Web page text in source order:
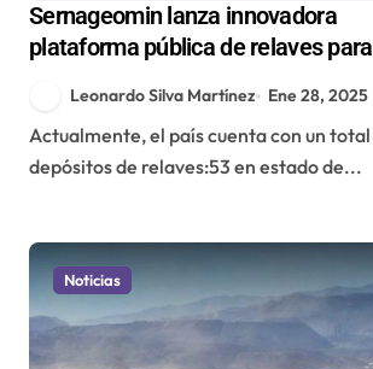
Sernageomin lanza innovadora
plataforma pública de relaves para
Leonardo Silva Martínez Ene 28, 2025
Actualmente, el país cuenta con un total de 795
depósitos de relaves:53 en estado de...
Noticias